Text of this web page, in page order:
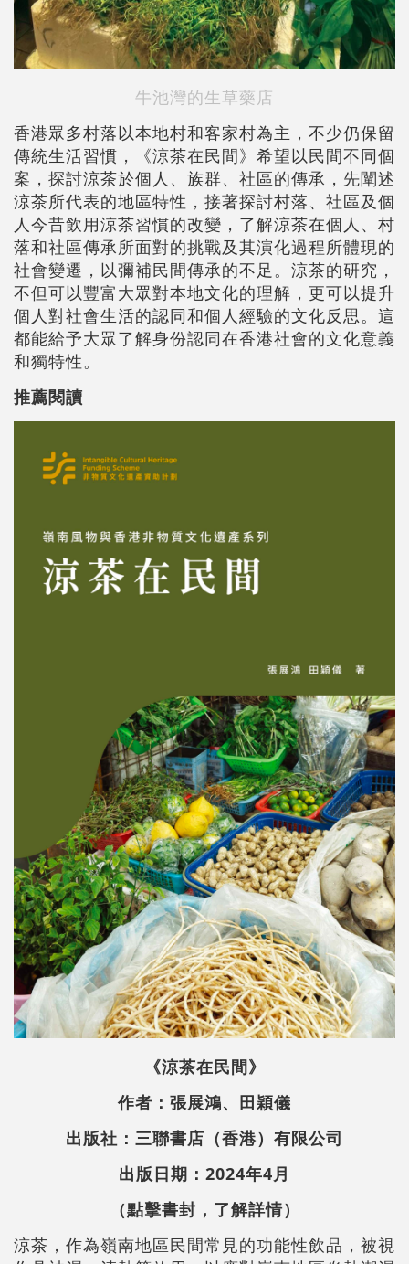
牛池灣的生草藥店
香港眾多村落以本地村和客家村為主，不少仍保留
傳統生活習慣，《涼茶在民間》希望以民間不同個
案，探討涼茶於個人、族群、社區的傳承，先闡述
涼茶所代表的地區特性，接著探討村落、社區及個
人今昔飲用涼茶習慣的改變，了解涼茶在個人、村
落和社區傳承所面對的挑戰及其演化過程所體現的
社會變遷，以彌補民間傳承的不足。涼茶的研究，
不但可以豐富大眾對本地文化的理解，更可以提升
個人對社會生活的認同和個人經驗的文化反思。這
都能給予大眾了解身份認同在香港社會的文化意義
和獨特性。
推薦閱讀
《涼茶在民間》
作者：張展鴻、田穎儀
出版社：三聯書店（香港）有限公司
出版日期：2024年4月
（點擊書封，了解詳情）
涼茶，作為嶺南地區民間常見的功能性飲品，被視